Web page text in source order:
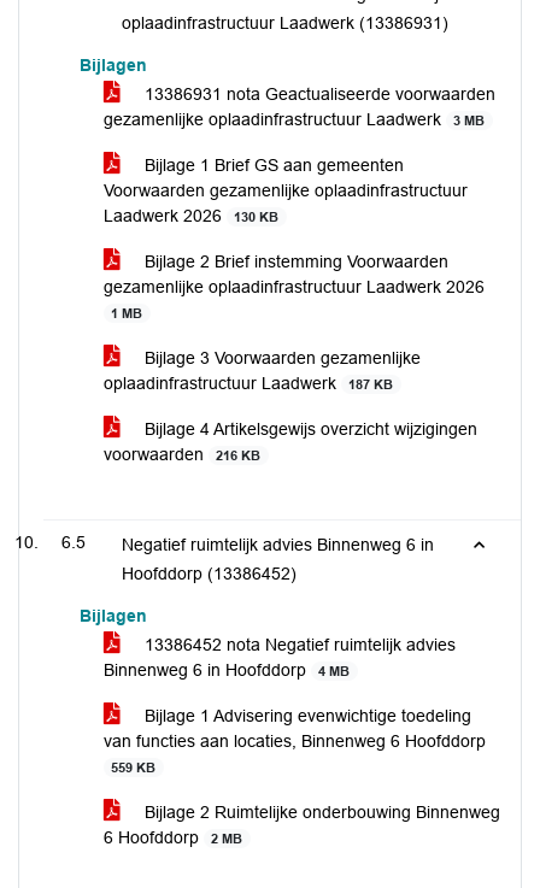
oplaadinfrastructuur Laadwerk (13386931)
Bijlagen
13386931 nota Geactualiseerde voorwaarden
gezamenlijke oplaadinfrastructuur Laadwerk
3 MB
Bijlage 1 Brief GS aan gemeenten
Voorwaarden gezamenlijke oplaadinfrastructuur
Laadwerk 2026
130 KB
Bijlage 2 Brief instemming Voorwaarden
gezamenlijke oplaadinfrastructuur Laadwerk 2026
1 MB
Bijlage 3 Voorwaarden gezamenlijke
oplaadinfrastructuur Laadwerk
187 KB
Bijlage 4 Artikelsgewijs overzicht wijzigingen
voorwaarden
216 KB
6.5
Negatief ruimtelijk advies Binnenweg 6 in
Hoofddorp (13386452)
Bijlagen
13386452 nota Negatief ruimtelijk advies
Binnenweg 6 in Hoofddorp
4 MB
Bijlage 1 Advisering evenwichtige toedeling
van functies aan locaties, Binnenweg 6 Hoofddorp
559 KB
Bijlage 2 Ruimtelijke onderbouwing Binnenweg
6 Hoofddorp
2 MB